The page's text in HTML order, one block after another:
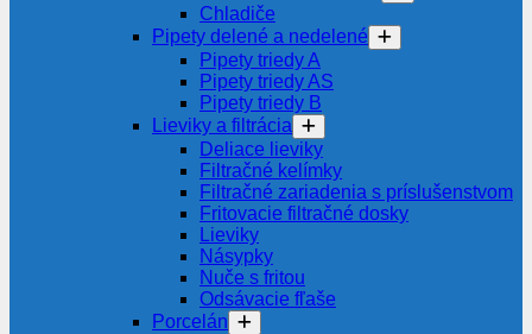
Chladiče
Pipety delené a nedelené
Pipety triedy A
Pipety triedy AS
Pipety triedy B
Lieviky a filtrácia
Deliace lieviky
Filtračné kelímky
Filtračné zariadenia s príslušenstvom
Fritovacie filtračné dosky
Lieviky
Násypky
Nuče s fritou
Odsávacie fľaše
Porcelán